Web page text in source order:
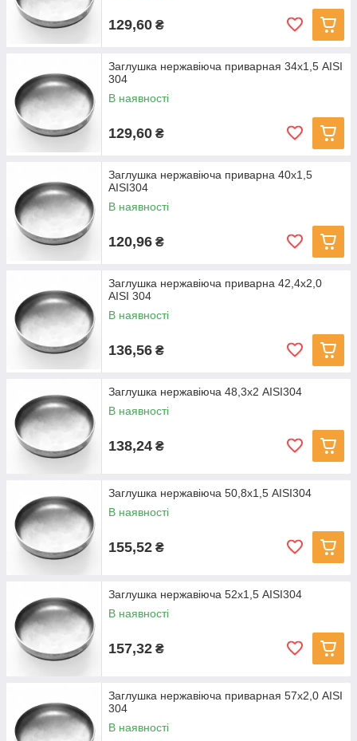
129,60 ₴
Заглушка нержавіюча приварная 34х1,5 AISI
304
В наявності
129,60 ₴
Заглушка нержавіюча приварна 40х1,5
AISI304
В наявності
120,96 ₴
Заглушка нержавіюча приварна 42,4х2,0
AISI 304
В наявності
136,56 ₴
Заглушка нержавіюча 48,3х2 AISI304
В наявності
138,24 ₴
Заглушка нержавіюча 50,8х1,5 AISI304
В наявності
155,52 ₴
Заглушка нержавіюча 52х1,5 AISI304
В наявності
157,32 ₴
Заглушка нержавіюча приварная 57х2,0 AISI
304
В наявності